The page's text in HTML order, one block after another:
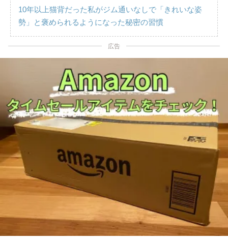
10年以上猫背だった私がジム通いなしで「きれいな姿
勢」と褒められるようになった秘密の習慣
広告